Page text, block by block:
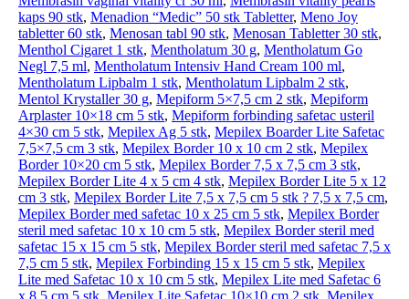
kaps 90 stk, Menadion “Medic” 50 stk Tabletter, Meno Joy
tabletter 60 stk, Menosan tabl 90 stk, Menosan Tabletter 30 stk,
Menthol Cigaret 1 stk, Mentholatum 30 g, Mentholatum Go
Negl 7,5 ml, Mentholatum Intensiv Hand Cream 100 ml,
Mentholatum Lipbalm 1 stk, Mentholatum Lipbalm 2 stk,
Mentol Krystaller 30 g, Mepiform 5×7,5 cm 2 stk, Mepiform
Arplaster 10×18 cm 5 stk, Mepiform forbinding safetac usteril
4×30 cm 5 stk, Mepilex Ag 5 stk, Mepilex Boarder Lite Safetac
7,5×7,5 cm 3 stk, Mepilex Border 10 x 10 cm 2 stk, Mepilex
Border 10×20 cm 5 stk, Mepilex Border 7,5 x 7,5 cm 3 stk,
Mepilex Border Lite 4 x 5 cm 4 stk, Mepilex Border Lite 5 x 12
cm 3 stk, Mepilex Border Lite 7,5 x 7,5 cm 5 stk ? 7,5 x 7,5 cm,
Mepilex Border med safetac 10 x 25 cm 5 stk, Mepilex Border
steril med safetac 10 x 10 cm 5 stk, Mepilex Border steril med
safetac 15 x 15 cm 5 stk, Mepilex Border steril med safetac 7,5 x
7,5 cm 5 stk, Mepilex Forbinding 15 x 15 cm 5 stk, Mepilex
Lite med Safetac 10 x 10 cm 5 stk, Mepilex Lite med Safetac 6
x 8,5 cm 5 stk, Mepilex Lite Safetac 10×10 cm 2 stk, Mepilex